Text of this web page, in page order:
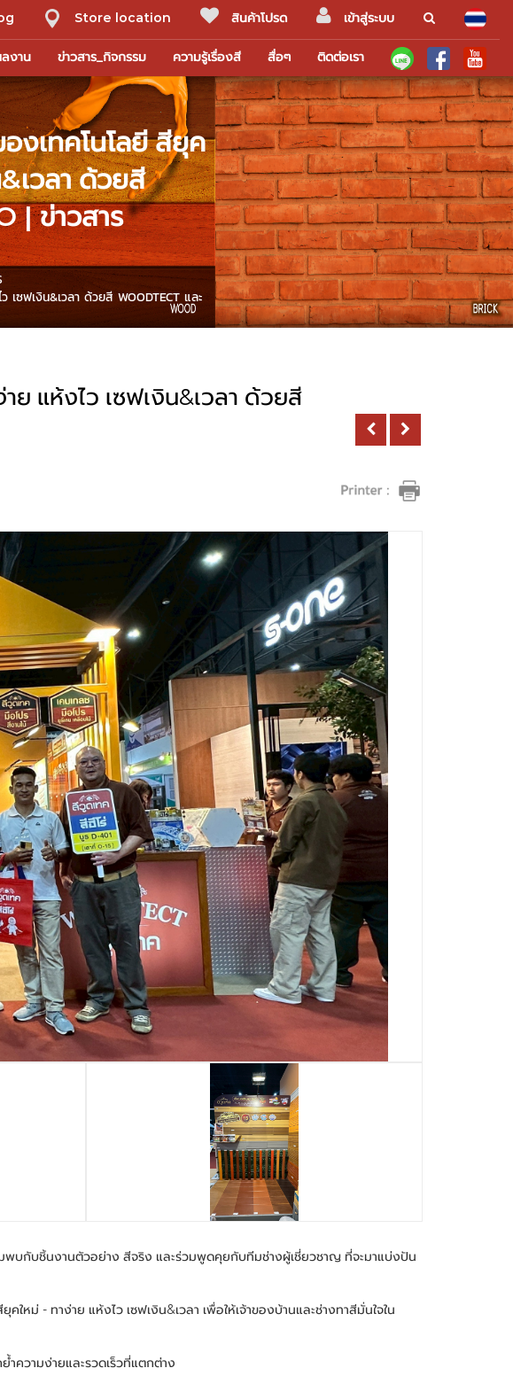
Store location สินค้าโปรด เข้าสู่ระบบ
งาน ข่าวสาร_กิจกรรม ความรู้เรื่องสี สื่อๆ ติดต่อเรา
งเทคโนโลยี สียุค
เวลา ด้วยสี
| ข่าวสาร
ซฟเงิน&เวลา ด้วยสี WOODTECT และ
แห้งไว เซฟเงิน&เวลา ด้วยสี
กับชิ้นงานตัวอย่าง สีจริง และร่วมพูดคุยกับทีมช่างผู้เชี่ยวชาญ ที่จะมาแบ่งปัน
ม่ - ทาง่าย แห้งไว เซฟเงิน&เวลา เพื่อให้เจ้าของบ้านและช่างทาสีมั่นใจใน
ความง่ายและรวดเร็วที่แตกต่าง